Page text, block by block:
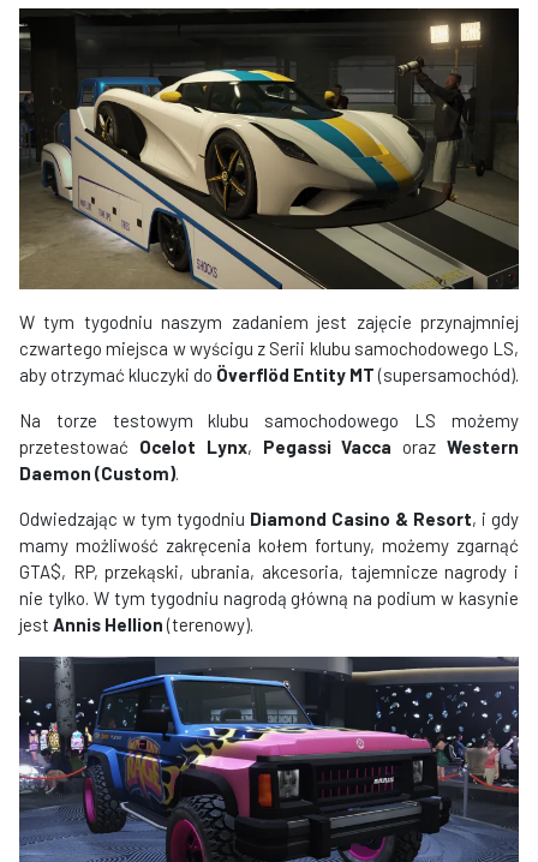
W tym tygodniu naszym zadaniem jest zajęcie przynajmniej
czwartego miejsca w wyścigu z Serii klubu samochodowego LS,
aby otrzymać kluczyki do Överflöd Entity MT(supersamochód).
Na torze testowym klubu samochodowego LS możemy
przetestować Ocelot Lynx, Pegassi Vacca orazWestern
Daemon (Custom).
Odwiedzając w tym tygodniu Diamond Casino & Resort, i gdy
mamy możliwość zakręcenia kołem fortuny, możemy zgarnąć
GTA$, RP, przekąski, ubrania, akcesoria, tajemnicze nagrody i
nie tylko. W tym tygodniu nagrodą główną na podium w kasynie
jest Annis Hellion(terenowy).